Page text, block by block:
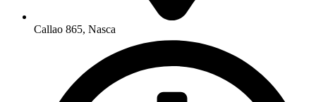
Callao 865, Nasca